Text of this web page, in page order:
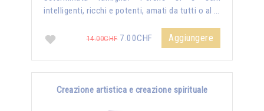
intelligenti, ricchi e potenti, amati da tutti o al …
14.00CHF7.00CHF Aggiungere
Creazione artistica e creazione spirituale